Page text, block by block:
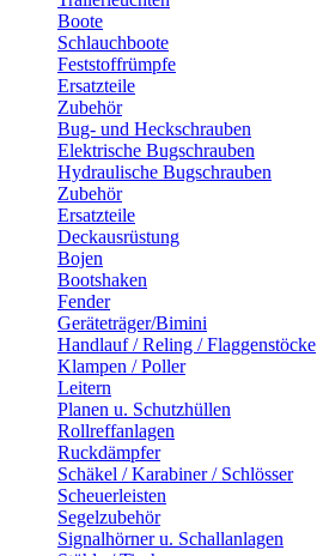
Boote
Schlauchboote
Feststoffrümpfe
Ersatzteile
Zubehör
Bug- und Heckschrauben
Elektrische Bugschrauben
Hydraulische Bugschrauben
Zubehör
Ersatzteile
Deckausrüstung
Bojen
Bootshaken
Fender
Geräteträger/Bimini
Handlauf / Reling / Flaggenstöcke
Klampen / Poller
Leitern
Planen u. Schutzhüllen
Rollreffanlagen
Ruckdämpfer
Schäkel / Karabiner / Schlösser
Scheuerleisten
Segelzubehör
Signalhörner u. Schallanlagen